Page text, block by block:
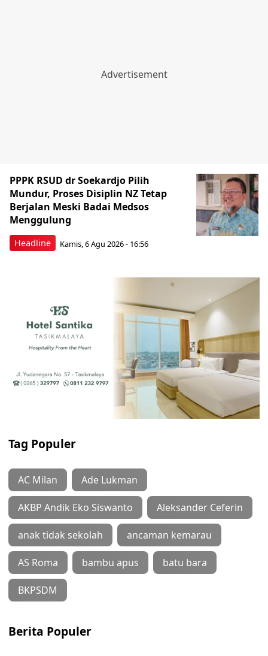
Headline
PPPK RSUD dr Soekardjo Pilih
Mundur, Proses Disiplin NZ Tetap
Berjalan Meski Badai Medsos
Menggulung
Kamis, 6 Agu 2026 - 16:56
Tag Populer
AC Milan Ade Lukman
AKBP Andik Eko Siswanto Aleksander Ceferin
anak tidak sekolah ancaman kemarau
AS Roma bambu apus batu bara
BKPSDM
Berita Populer